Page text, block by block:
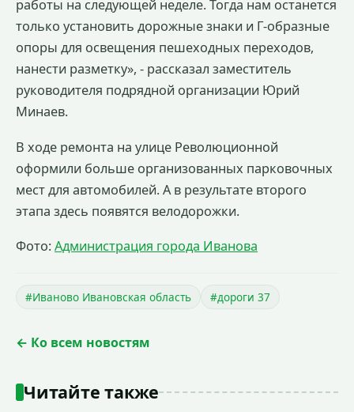
работы на следующей неделе. Тогда нам останется
только установить дорожные знаки и Г-образные
опоры для освещения пешеходных переходов,
нанести разметку», - рассказал заместитель
руководителя подрядной организации Юрий
Минаев.
В ходе ремонта на улице Революционной
оформили больше организованных парковочных
мест для автомобилей. А в результате второго
этапа здесь появятся велодорожки.
Фото: Администрация города Иванова
#Иваново Ивановская область #дороги 37
← Ко всем новостям
Читайте также